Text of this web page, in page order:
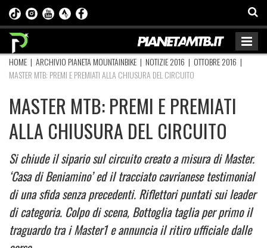
HOME | ARCHIVIO PIANETA MOUNTAINBIKE | NOTIZIE 2016 | OTTOBRE 2016 |
MASTER MTB: PREMI E PREMIATI ALLA CHIUSURA DEL CIRCUITO
MASTER MTB: PREMI E PREMIATI
ALLA CHIUSURA DEL CIRCUITO
Si chiude il sipario sul circuito creato a misura di Master.
‘Casa di Beniamino’ ed il tracciato cavrianese testimonial
di una sfida senza precedenti. Riflettori puntati sui leader
di categoria. Colpo di scena, Bottoglia taglia per primo il
traguardo tra i Master1 e annuncia il ritiro ufficiale dalle